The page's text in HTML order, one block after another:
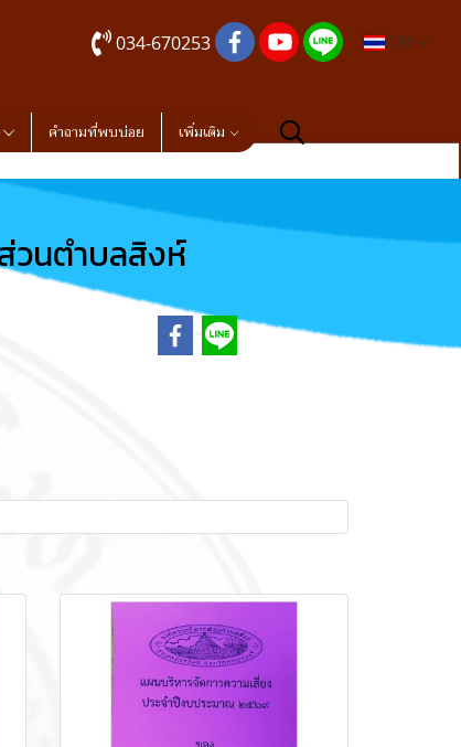
034-670253 TH
คำถามที่พบบ่อย เพิ่มเติม
วนตำบลสิงห์